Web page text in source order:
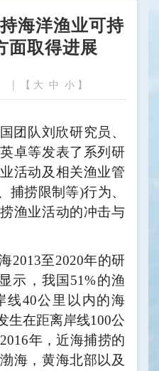
海洋渔业可持
面取得进展
| 【 大 中 小 】
团队刘欣研究员、
卓等发表了系列研
活动及相关渔业管
捕捞限制等)行为、
渔业活动的冲击与
2013至2020年的研
示，我国51%的渔
线40公里以内的海
生在距离岸线100公
年，近海捕捞的
海，黄海北部以及